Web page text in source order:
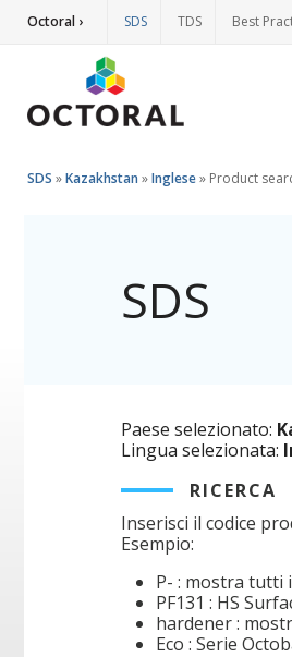
Octoral › SDS TDS Best
SDS »Kazakhstan »Inglese» Product
SDS
Paese selezionato:
Lingua selezionata:
RICERCA
Inserisci il codice
Esempio:
P- : mostra tutti
PF131 : HS
hardener :
Eco : Serie